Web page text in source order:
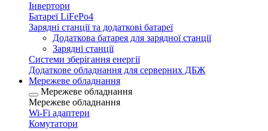
Інвертори
Батареї LiFePo4
Зарядні станції та додаткові батареї
Додаткова батарея для зарядної станції
Зарядні станції
Системи зберігання енергії
Додаткове обладнання для серверних ДБЖ
Мережеве обладнання
Мережеве обладнання
Мережеве обладнання
Wi-Fi адаптери
Комутатори